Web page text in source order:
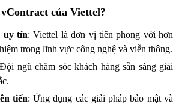
của Viettel?
uy tín: Viettel là đơn vị tiên phong với hơn
trong lĩnh vực công nghệ và viễn thông.
ngũ chăm sóc khách hàng sẵn sàng giải
tiến: Ứng dụng các giải pháp bảo mật và